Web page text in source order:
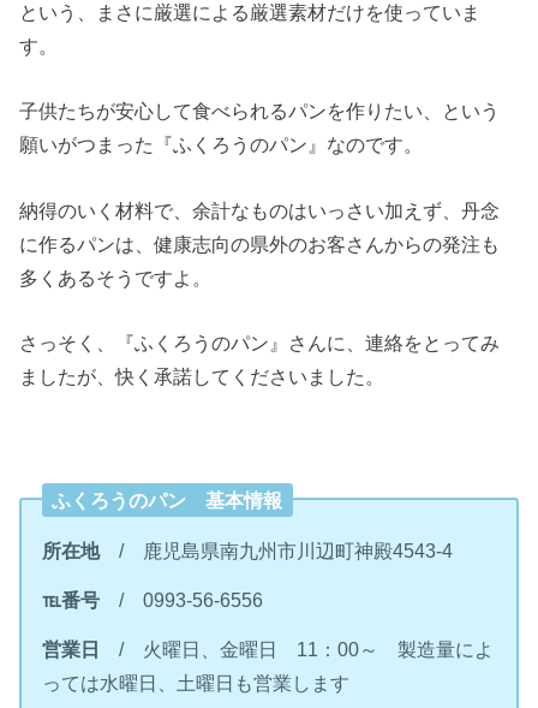
という、まさに厳選による厳選素材だけを使っていま
す。
子供たちが安心して食べられるパンを作りたい、という
願いがつまった『ふくろうのパン』なのです。
納得のいく材料で、余計なものはいっさい加えず、丹念
に作るパンは、健康志向の県外のお客さんからの発注も
多くあるそうですよ。
さっそく、『ふくろうのパン』さんに、連絡をとってみ
ましたが、快く承諾してくださいました。
ふくろうのパン 基本情報
所在地/ 鹿児島県南九州市川辺町神殿4543-4
℡番号 / 0993-56-6556
営業日
/ 火曜日、金曜日 11：00～ 製造量によ
っては水曜日、土曜日も営業します